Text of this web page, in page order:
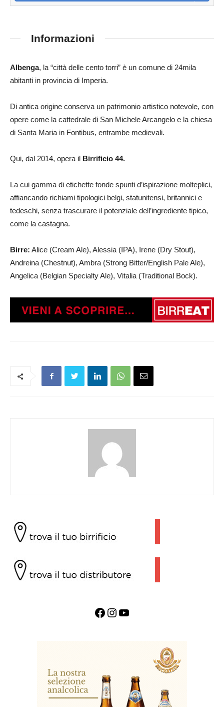
Informazioni
Albenga, la “città delle cento torri” è un comune di 24mila
abitanti in provincia di Imperia.
Di antica origine conserva un patrimonio artistico notevole, con
opere come la cattedrale di San Michele Arcangelo e la chiesa
di Santa Maria in Fontibus, entrambe medievali.
Qui, dal 2014, opera il Birrificio 44.
La cui gamma di etichette fonde spunti d’ispirazione molteplici,
affiancando richiami tipologici belgi, statunitensi, britannici e
tedeschi, senza trascurare il potenziale dell’ingrediente tipico,
come la castagna.
Birre: Alice (Cream Ale), Alessia (IPA), Irene (Dry Stout),
Andreina (Chestnut), Ambra (Strong Bitter/English Pale Ale),
Angelica (Belgian Specialty Ale), Vitalia (Traditional Bock).
Facebook InstagramYouTube